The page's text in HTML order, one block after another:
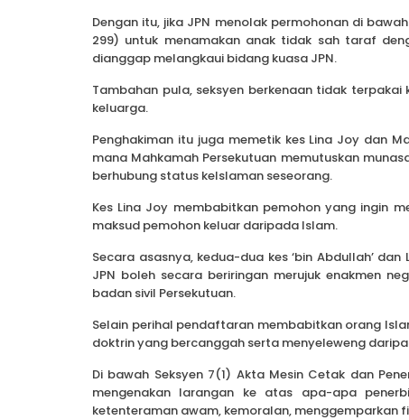
Dengan itu, jika JPN menolak permohonan di
299) untuk menamakan anak tidak sah taraf
dianggap melangkaui bidang kuasa JPN.
Tambahan pula, seksyen berkenaan tidak
keluarga.
Penghakiman itu juga memetik kes Lina Joy dan
mana Mahkamah Persekutuan memutuskan
berhubung status keIslaman seseorang.
Kes Lina Joy membabitkan pemohon yang ingin
maksud pemohon keluar daripada Islam.
Secara asasnya, kedua-dua kes ‘bin Abdullah’
JPN boleh secara beriringan merujuk enakmen
badan sivil Persekutuan.
Selain perihal pendaftaran membabitkan orang
doktrin yang bercanggah serta menyeleweng
Di bawah Seksyen 7(1) Akta Mesin Cetak dan
mengenakan larangan ke atas apa-apa
ketenteraman awam, kemoralan,